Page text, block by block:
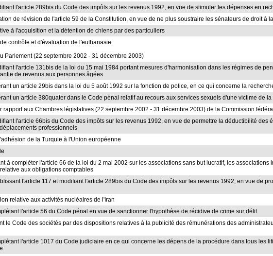
l'article 289bis du Code des impôts sur les revenus 1992, en vue de stimuler les dépenses en
de révision de l'article 59 de la Constitution, en vue de ne plus soustraire les sénateurs de droit à
à l'acquisition et la détention de chiens par des particuliers
contrôle et d'évaluation de l'euthanasie
Parlement (22 septembre 2002 - 31 décembre 2003)
l'article 131bis de la loi du 15 mai 1984 portant mesures d'harmonisation dans les régimes de
de revenus aux personnes âgées
un article 29bis dans la loi du 5 août 1992 sur la fonction de police, en ce qui concerne la
un article 380quater dans le Code pénal relatif au recours aux services sexuels d'une victime de
rapport aux Chambres législatives (22 septembre 2002 - 31 décembre 2003) de la Commission
l'article 66bis du Code des impôts sur les revenus 1992, en vue de permettre la déductibilité
professionnels
de la Turquie à l'Union européenne
à compléter l'article 66 de la loi du 2 mai 2002 sur les associations sans but lucratif, les
aux obligations comptables
l'article 117 et modifiant l'article 289bis du Code des impôts sur les revenus 1992, en vue de
relative aux activités nucléaires de l'Iran
l'article 56 du Code pénal en vue de sanctionner l'hypothèse de récidive de crime sur délit
le Code des sociétés par des dispositions relatives à la publicité des rémunérations des
l'article 1017 du Code judiciaire en ce qui concerne les dépens de la procédure dans tous les